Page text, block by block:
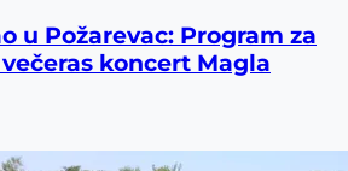
u Požarevac: Program za
koncert Magla